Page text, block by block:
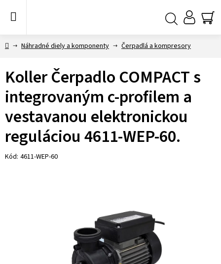
DomovNáhradné diely a komponenty Čerpadlá a kompresory
Koller Čerpadlo COMPACT s
integrovaným c-profilem a
vestavanou elektronickou
reguláciou 4611-WEP-60.
Kód: 4611-WEP-60